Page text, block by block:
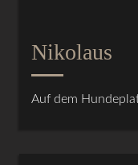
Nikolaus
Auf dem